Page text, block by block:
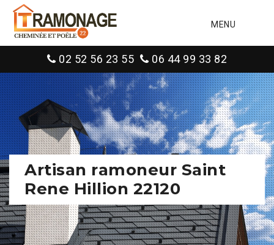
MENU
02 52 56 23 55 06 44 99 33 82
Artisan ramoneur Saint
Rene Hillion 22120